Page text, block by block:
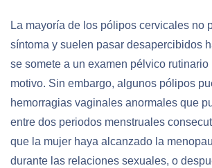
La mayoría de los pólipos cervicales no
síntoma y suelen pasar desapercibidos
se somete a un examen pélvico rutinario
motivo. Sin embargo, algunos pólipos
hemorragias vaginales anormales que
entre dos periodos menstruales
que la mujer haya alcanzado la
durante las relaciones sexuales, o